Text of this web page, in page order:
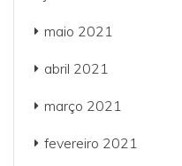
maio 2021
abril 2021
março 2021
fevereiro 2021